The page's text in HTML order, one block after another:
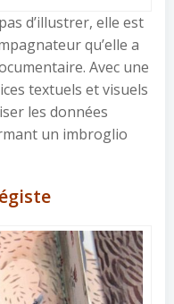
d’illustrer, elle est
qu’elle a
Avec une
textuels et visuels
les données
un imbroglio